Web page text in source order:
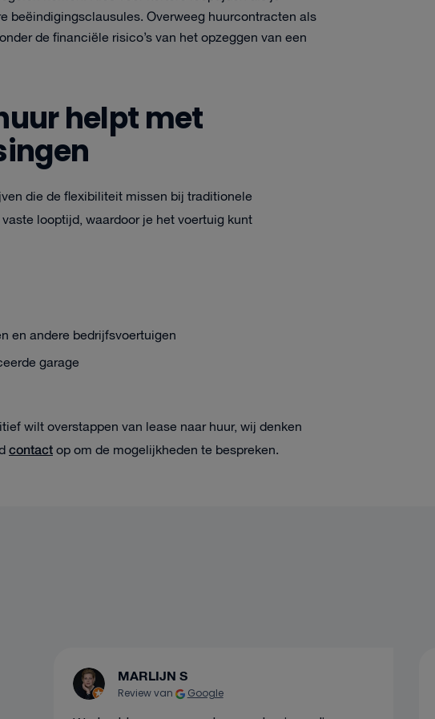
beëindigingsclausules. Overweeg huurcontracten als
de financiële risico’s van het opzeggen van een
helpt met
die de flexibiliteit missen bij traditionele
looptijd, waardoor je het voertuig kunt
en andere bedrijfsvoertuigen
garage
wilt overstappen van lease naar huur, wij denken
contactop om de mogelijkheden te bespreken.
MARLIJN S
Review van Google